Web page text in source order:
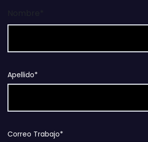
Apellido*
Correo Trabajo*